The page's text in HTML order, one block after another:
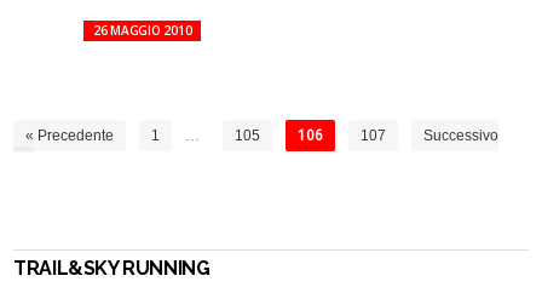
26 MAGGIO 2010
« Precedente 1 … 105 106 107
Successivo
TRAIL&SKY RUNNING